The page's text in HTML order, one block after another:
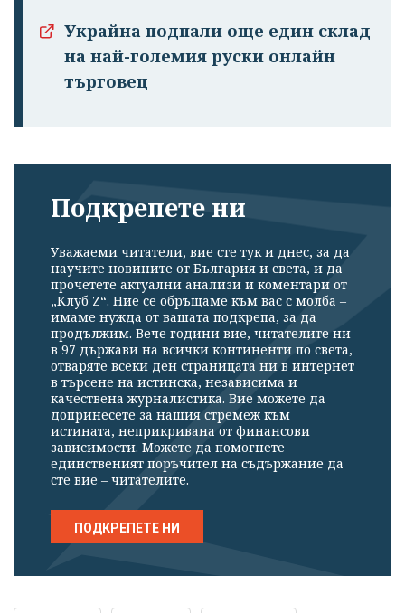
Украйна подпали още един склад
на най-големия руски онлайн
търговец
Подкрепете ни
Уважаеми читатели, вие сте тук и днес, за да
научите новините от България и света, и да
прочетете актуални анализи и коментари от
„Клуб Z“. Ние се обръщаме към вас с молба –
имаме нужда от вашата подкрепа, за да
продължим. Вече години вие, читателите ни
в 97 държави на всички континенти по света,
отваряте всеки ден страницата ни в интернет
в търсене на истинска, независима и
качествена журналистика. Вие можете да
допринесете за нашия стремеж към
истината, неприкривана от финансови
зависимости. Можете да помогнете
единственият поръчител на съдържание да
сте вие – читателите.
ПОДКРЕПЕТЕ НИ